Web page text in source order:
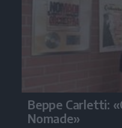
Beppe Carletti:
Nomade»